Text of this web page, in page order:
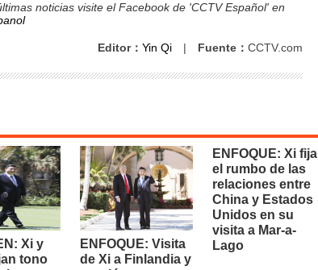
noticias visite el Facebook de 'CCTV Español' en
Editor： Yin Qi | Fuente： CCTV.com
Xi y
tono
ENFOQUE: Visita
de Xi a Finlandia y
ENFOQUE: Xi fija
el rumbo de las
relaciones entre
China y Estados
Unidos en su
visita a Mar-a-
Lago